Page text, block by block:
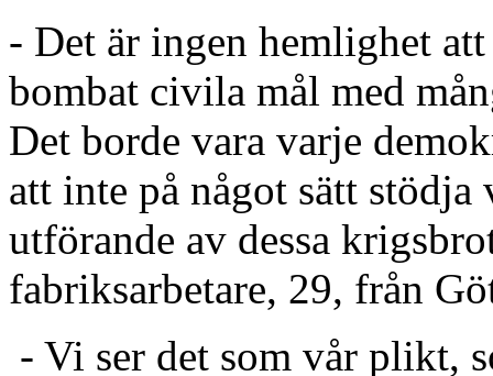
- Det är ingen hemlighet
bombat civila mål med
Det borde vara varje
att inte på något sätt
utförande av dessa
fabriksarbetare, 29, från
- Vi ser det som vår plikt,